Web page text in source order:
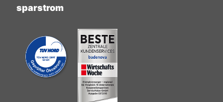
sparstrom